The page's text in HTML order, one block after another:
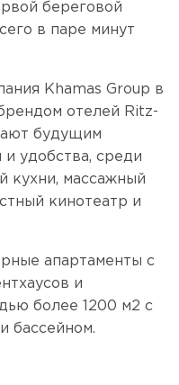
береговой
в паре минут
Khamas Group в
отелей Ritz-
будущим
удобства, среди
кухни, массажный
кинотеатр и
апартаменты с
и
более 1200 м2 с
бассейном.